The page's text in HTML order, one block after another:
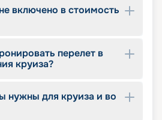
включено в стоимость
перелет в
круиза?
нужны для круиза и во